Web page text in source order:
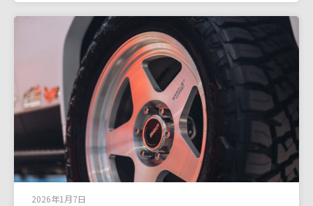
2026年1月7日